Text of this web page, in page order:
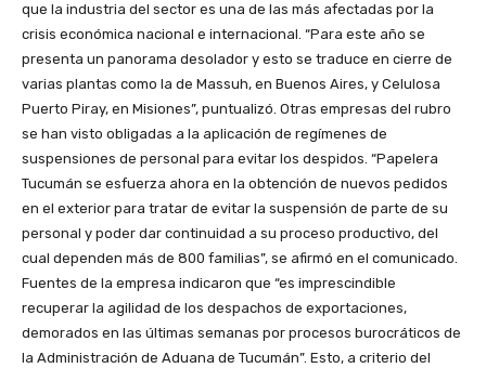
que la industria del sector es una de las más afectadas por la
crisis económica nacional e internacional. “Para este año se
presenta un panorama desolador y esto se traduce en cierre de
varias plantas como la de Massuh, en Buenos Aires, y Celulosa
Puerto Piray, en Misiones”, puntualizó. Otras empresas del rubro
se han visto obligadas a la aplicación de regímenes de
suspensiones de personal para evitar los despidos. “Papelera
Tucumán se esfuerza ahora en la obtención de nuevos pedidos
en el exterior para tratar de evitar la suspensión de parte de su
personal y poder dar continuidad a su proceso productivo, del
cual dependen más de 800 familias”, se afirmó en el comunicado.
Fuentes de la empresa indicaron que “es imprescindible
recuperar la agilidad de los despachos de exportaciones,
demorados en las últimas semanas por procesos burocráticos de
la Administración de Aduana de Tucumán”. Esto, a criterio del